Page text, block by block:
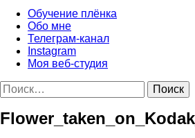
Обучение плёнка
Обо мне
Телеграм-канал
Instagram
Моя веб-студия
Найти: